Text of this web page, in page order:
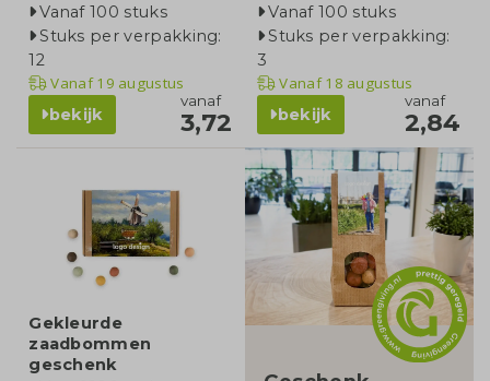
Vanaf 100 stuks
Stuks per verpakking:
12
Vanaf19 augustus
bekijk
vanaf
3,72
Vanaf 100 stuks
Stuks per verpakking:
3
Vanaf18 augustus
bekijk
vanaf
2,84
Gekleurde
zaadbommen
geschenk
product